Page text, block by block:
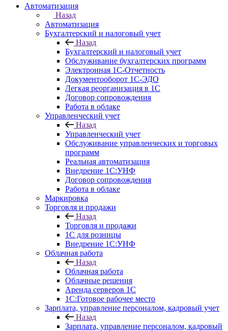
Автоматизация
Назад
Автоматизация
Бухгалтерский и налоговый учет
Назад
Бухгалтерский и налоговый учет
Обслуживание бухгалтерских программ
Электронная 1С-Отчетность
Документооборот 1С-ЭДО
Легкая реорганизация в 1С
Договор сопровождения
Работа в облаке
Управленческий учет
Назад
Управленческий учет
Обслуживание управленческих и торговых
программ
Реальная автоматизация
Внедрение 1С:УНФ
Договор сопровождения
Работа в облаке
Маркировка
Торговля и продажи
Назад
Торговля и продажи
1С для розницы
Внедрение 1С:УНФ
Облачная работа
Назад
Облачная работа
Облачные решения
Аренда серверов 1С
1C:Готовое рабочее место
Зарплата, управление персоналом, кадровый учет
Назад
Зарплата, управление персоналом, кадровый